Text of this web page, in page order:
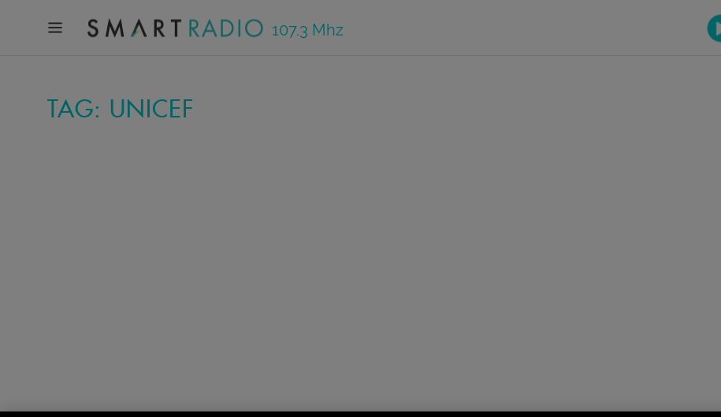
107.3 Mhz
TAG: UNICEF